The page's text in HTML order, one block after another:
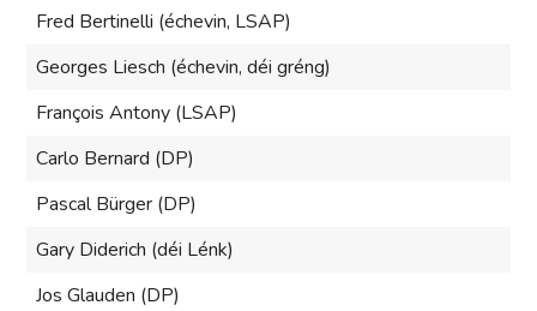
Fred Bertinelli (échevin, LSAP)
Georges Liesch (échevin, déi gréng)
François Antony (LSAP)
Carlo Bernard (DP)
Pascal Bürger (DP)
Gary Diderich (déi Lénk)
Jos Glauden (DP)